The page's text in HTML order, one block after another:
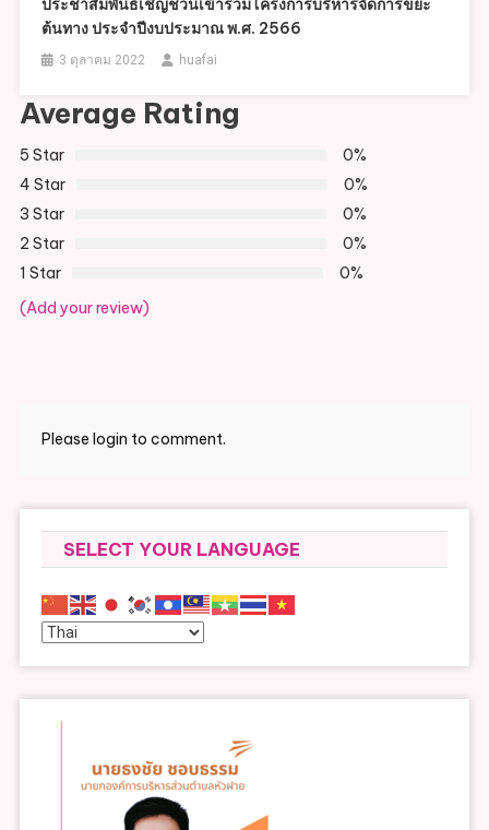
ประชาสัมพันธ์เชิญชวนเข้าร่วมโครงการบริหารจัดการขยะ
ต้นทาง ประจำปีงบประมาณ พ.ศ. 2566
3 ตุลาคม 2022 huafai
Average Rating
5 Star
0%
4 Star
0%
3 Star
0%
2 Star
0%
1 Star
0%
(Add your review)
Please login to comment.
SELECT YOUR LANGUAGE